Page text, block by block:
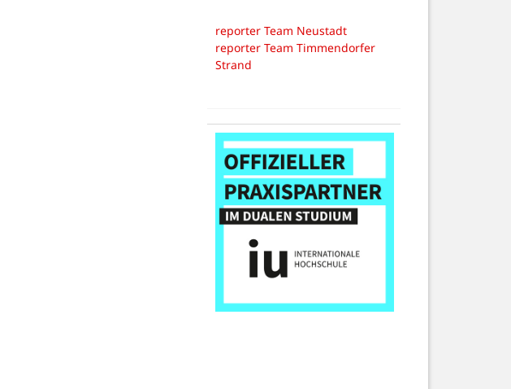
reporter Team Neustadt
reporter Team Timmendorfer
Strand